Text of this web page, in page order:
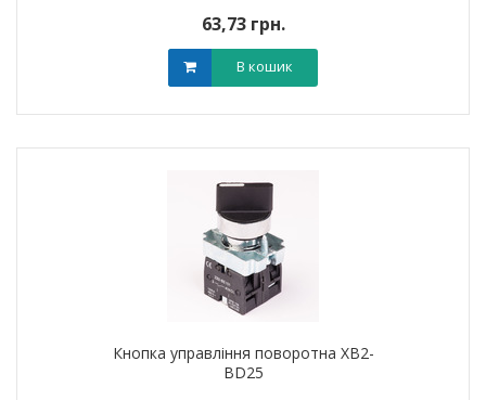
63,73 грн.
В кошик
Кнопка управління поворотна XB2-
BD25